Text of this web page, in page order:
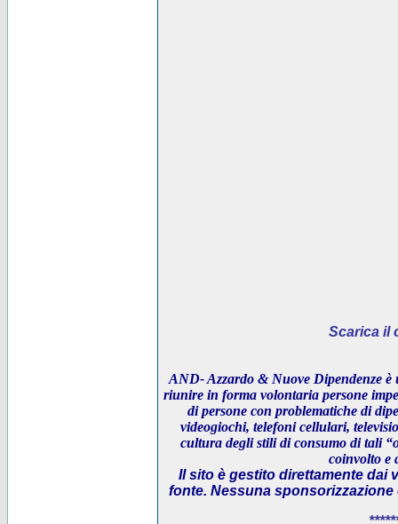
Scarica il
AND- Azzardo & Nuove Dipendenze è
riunire in forma volontaria persone
di persone con problematiche di
videogiochi, telefoni cellulari,
cultura degli stili di consumo di tali
coinvolto e
Il sito è gestito direttamente dai
fonte. Nessuna